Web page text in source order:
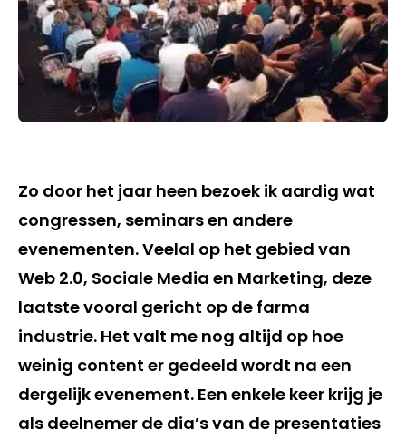
Zo door het jaar heen bezoek ik aardig wat
congressen, seminars en andere
evenementen. Veelal op het gebied van
Web 2.0, Sociale Media en Marketing, deze
laatste vooral gericht op de farma
industrie. Het valt me nog altijd op hoe
weinig content er gedeeld wordt na een
dergelijk evenement. Een enkele keer krijg je
als deelnemer de dia’s van de presentaties